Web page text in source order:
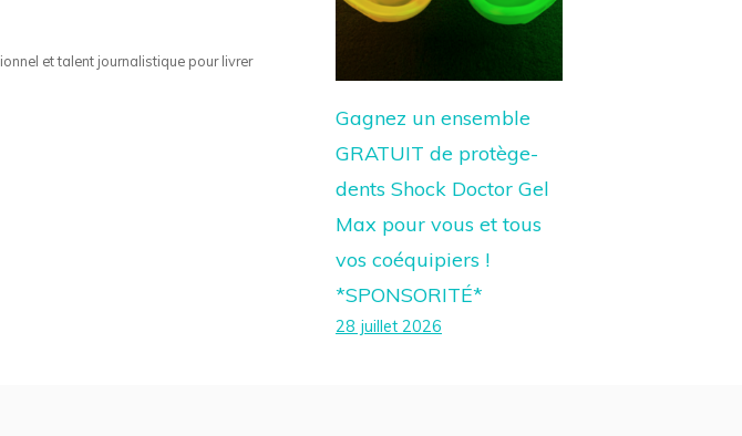
et talent journalistique pour livrer
Gagnez un ensemble
GRATUIT de protège-
dents Shock Doctor Gel
Max pour vous et tous
vos coéquipiers !
*SPONSORITÉ*
28 juillet 2026